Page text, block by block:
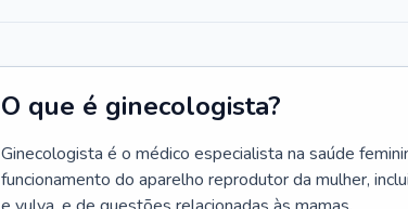
O que é ginecologista?
Ginecologista é o médico especialista na saúde
funcionamento do aparelho reprodutor da mulher,